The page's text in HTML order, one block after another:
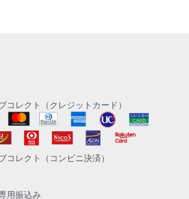
コレクト（クレジットカード）
コレクト（コンビニ決済）
用振込み